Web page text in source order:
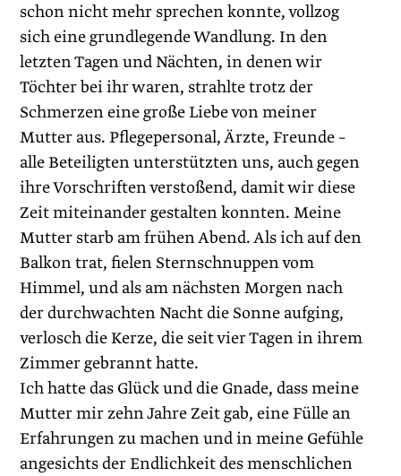
schon nicht mehr sprechen konnte, vollzog
sich eine grundlegende Wandlung. In den
letzten Tagen und Nächten, in denen wir
Töchter bei ihr waren, strahlte trotz der
Schmerzen eine große Liebe von meiner
Mutter aus. Pflegepersonal, Ärzte, Freunde –
alle Beteiligten unterstützten uns, auch gegen
ihre Vorschriften verstoßend, damit wir diese
Zeit miteinander gestalten konnten. Meine
Mutter starb am frühen Abend. Als ich auf den
Balkon trat, fielen Sternschnuppen vom
Himmel, und als am nächsten Morgen nach
der durchwachten Nacht die Sonne aufging,
verlosch die Kerze, die seit vier Tagen in ihrem
Zimmer gebrannt hatte.
Ich hatte das Glück und die Gnade, dass meine
Mutter mir zehn Jahre Zeit gab, eine Fülle an
Erfahrungen zu machen und in meine Gefühle
angesichts der Endlichkeit des menschlichen